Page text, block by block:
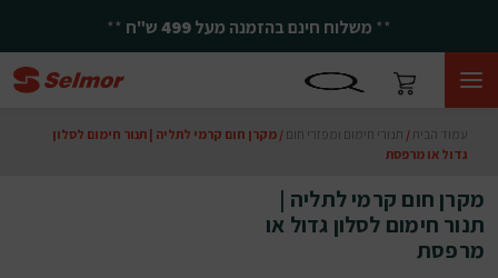
** משלוח חינם בהזמנה מעל499ש"ח **
עמוד הבית / תנורי חימום ומפזרי חום / מקרן חום קרמי לתליה | תנור חימום לסלון
גדול או מרפסת
מקרן חום קרמי לתליה |
תנור חימום לסלון גדול או
מרפסת